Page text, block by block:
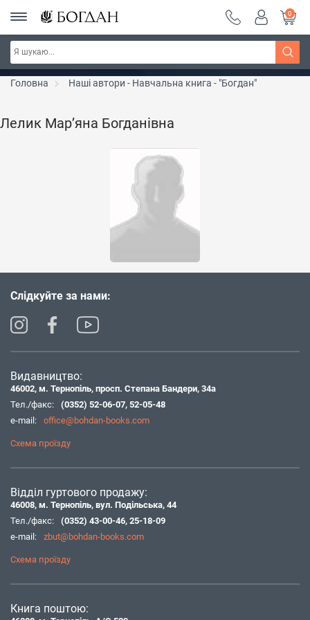
РОЗПРОДАЖ ~ 150 грн ~ 200 грн ~ 250 грн ~
300 грн ~ РОЗПРОДАЖ
Дізнатись більше
0
Головна Наші автори - Навчальна книга - "Богдан"
Лелик Мар’яна Богданівна
Слідкуйте за нами:
Видавництво:
46002, м. Тернопіль, просп. Степана Бандери, 34а
Тел./факс:
(0352) 52-06-07, 52-05-48
e-mail:
office@bohdan-books.com
Схема проїзду
Відділ гуртового продажу:
46008, м. Тернопіль, вул. Подільська, 44
Тел./факс:
(0352) 43-00-46, 25-18-09
e-mail:
zbut@bohdan-books.com
Схема проїзду
Книга поштою: